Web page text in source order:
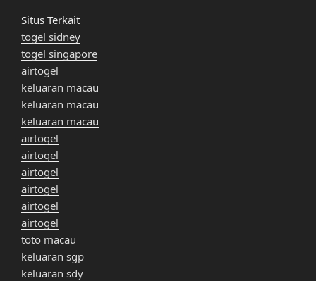
Situs Terkait
togel sidney
togel singapore
airtogel
keluaran macau
keluaran macau
keluaran macau
airtogel
airtogel
airtogel
airtogel
airtogel
airtogel
toto macau
keluaran sgp
keluaran sdy